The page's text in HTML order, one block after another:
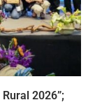
2026”;